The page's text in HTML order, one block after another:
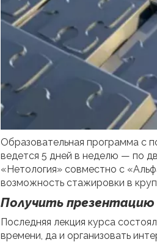
Образовательная программа с
ведется 5 дней в неделю — по
«Нетология» совместно с
возможность стажировки в
Получить презентацию
Последняя лекция курса
времени, да и организовать